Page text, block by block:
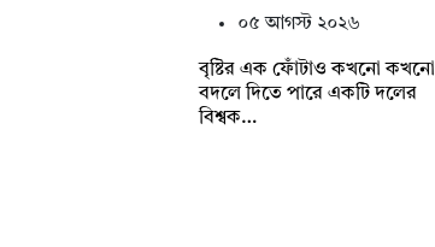
০৫ আগস্ট ২০২৬
বৃষ্টির এক ফোঁটাও কখনো কখনো
বদলে দিতে পারে একটি দলের
বিশ্বক…